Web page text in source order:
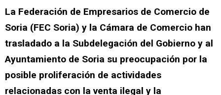
La Federación de Empresarios de Comercio de
Soria (FEC Soria) y la Cámara de Comercio han
trasladado a la Subdelegación del Gobierno y al
Ayuntamiento de Soria su preocupación por la
posible proliferación de actividades
relacionadas con la venta ilegal y la